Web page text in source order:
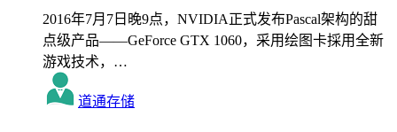
2016年7月7日晚9点，NVIDIA正式发布Pascal架构的甜
点级产品——GeForce GTX 1060，采用绘图卡採用全新
游戏技术，…
道通存储